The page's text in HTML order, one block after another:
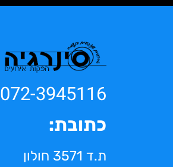
072-3945116
כתובת:
ת.ד 3571 חולון